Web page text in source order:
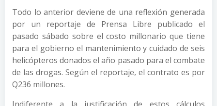
Todo lo anterior deviene de una reflexión generada
por un reportaje de Prensa Libre publicado el
pasado sábado sobre el costo millonario que tiene
para el gobierno el mantenimiento y cuidado de seis
helicópteros donados el año pasado para el combate
de las drogas. Según el reportaje, el contrato es por
Q236 millones.